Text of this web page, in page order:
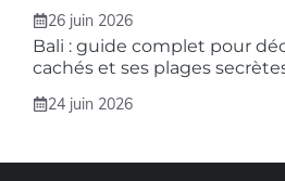
26 juin 2026
Bali : guide complet pour
cachés et ses plages
24 juin 2026